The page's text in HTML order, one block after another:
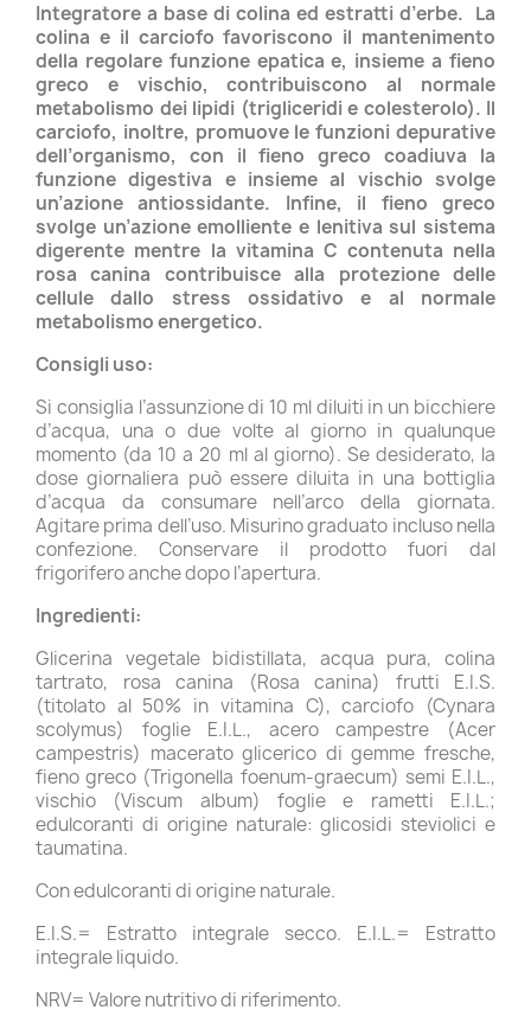
Integratore a base di colina ed estratti d’erbe. La
colina e il carciofo favoriscono il mantenimento
della regolare funzione epatica e, insieme a fieno
greco e vischio, contribuiscono al normale
metabolismo dei lipidi (trigliceridi e colesterolo). Il
carciofo, inoltre, promuove le funzioni depurative
dell’organismo, con il fieno greco coadiuva la
funzione digestiva e insieme al vischio svolge
un’azione antiossidante. Infine, il fieno greco
svolge un’azione emolliente e lenitiva sul sistema
digerente mentre la vitamina C contenuta nella
rosa canina contribuisce alla protezione delle
cellule dallo stress ossidativo e al normale
metabolismo energetico.
Consigli uso:
Si consiglia l’assunzione di 10 ml diluiti in un bicchiere
d’acqua, una o due volte al giorno in qualunque
momento (da 10 a 20 ml al giorno). Se desiderato, la
dose giornaliera può essere diluita in una bottiglia
d’acqua da consumare nell’arco della giornata.
Agitare prima dell’uso. Misurino graduato incluso nella
confezione. Conservare il prodotto fuori dal
frigorifero anche dopo l’apertura.
Ingredienti:
Glicerina vegetale bidistillata, acqua pura, colina
tartrato, rosa canina (Rosa canina) frutti E.I.S.
(titolato al 50% in vitamina C), carciofo (Cynara
scolymus) foglie E.I.L., acero campestre (Acer
campestris) macerato glicerico di gemme fresche,
fieno greco (Trigonella foenum-graecum) semi E.I.L.,
vischio (Viscum album) foglie e rametti E.I.L.;
edulcoranti di origine naturale: glicosidi steviolici e
taumatina.
Con edulcoranti di origine naturale.
E.I.S.= Estratto integrale secco. E.I.L.= Estratto
integrale liquido.
NRV= Valore nutritivo di riferimento.